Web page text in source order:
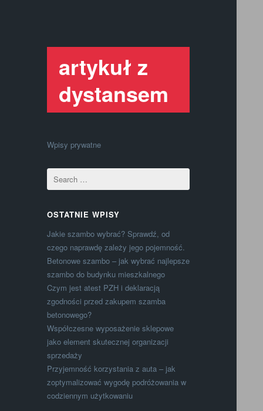
artykuł z
dystansem
Wpisy prywatne
OSTATNIE WPISY
Jakie szambo wybrać? Sprawdź, od
czego naprawdę zależy jego pojemność.
Betonowe szambo – jak wybrać najlepsze
szambo do budynku mieszkalnego
Czym jest atest PZH i deklaracją
zgodności przed zakupem szamba
betonowego?
Współczesne wyposażenie sklepowe
jako element skutecznej organizacji
sprzedaży
Przyjemność korzystania z auta – jak
zoptymalizować wygodę podróżowania w
codziennym użytkowaniu